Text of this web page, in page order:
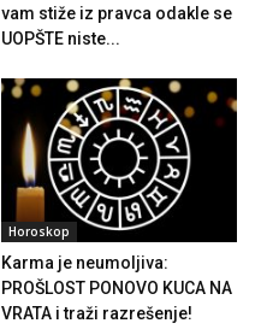
vam stiže iz pravca odakle se
UOPŠTE niste...
Horoskop
Karma je neumoljiva:
PROŠLOST PONOVO KUCA NA
VRATA i traži razrešenje!